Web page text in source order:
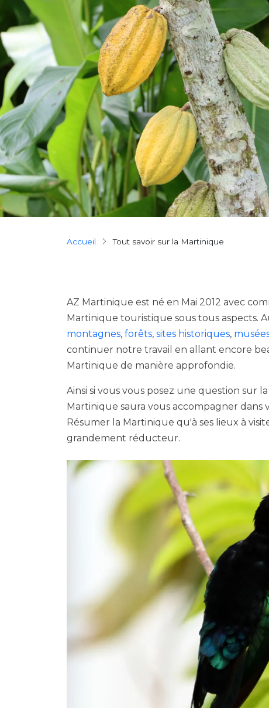
Breadcrumb
Accueil Tout savoir sur la Martinique
AZ Martinique est né en Mai 2012 avec
Martinique touristique sous tous aspects.
montagnes, forêts, sites historiques,
continuer notre travail en allant encore
Martinique de manière approfondie.
Ainsi si vous vous posez une question sur
Martinique saura vous accompagner dans
Résumer la Martinique qu'à ses lieux à
grandement réducteur.